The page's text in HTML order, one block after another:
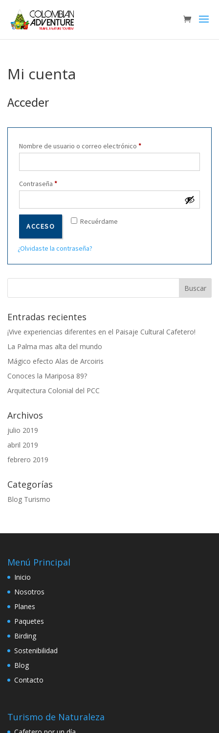
Mi cuenta
Acceder
Nombre de usuario o correo electrónico *Obligatorio
Contraseña *Obligatorio
Recuérdame
ACCESO
¿Olvidaste la contraseña?
Entradas recientes
¡Vive experiencias diferentes en el Paisaje Cultural Cafetero!
La Palma mas alta del mundo
Mágico efecto Alas de Arcoiris
Conoces la Mariposa 89?
Arquitectura Colonial del PCC
Archivos
julio 2019
abril 2019
febrero 2019
Categorías
Blog Turismo
Menú Principal
Inicio
Nosotros
Planes
Paquetes
Birding
Sostenibilidad
Blog
Contacto
Turismo de Naturaleza